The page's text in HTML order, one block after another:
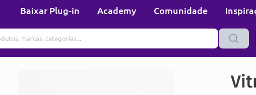
Baixar Plug-in Academy Comunidade